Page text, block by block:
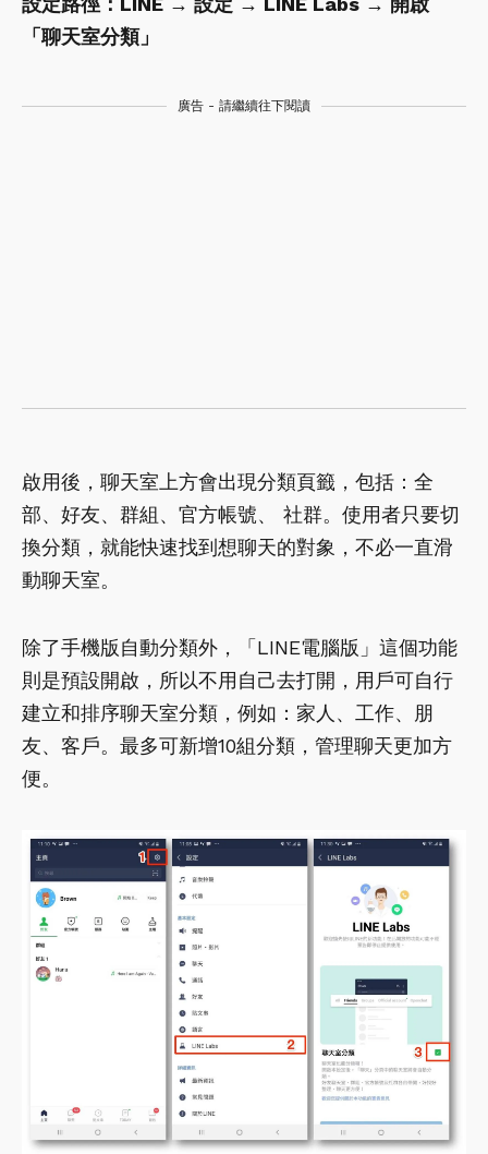
「聊天室分類」
廣告 - 請繼續往下閱讀
啟用後，聊天室上方會出現分類頁籤，包括：全
部、好友、群組、官方帳號、 社群。使用者只要切
換分類，就能快速找到想聊天的對象，不必一直滑
動聊天室。
除了手機版自動分類外，「LINE電腦版」這個功能
則是預設開啟，所以不用自己去打開，用戶可自行
建立和排序聊天室分類，例如：家人、工作、朋
友、客戶。最多可新增10組分類，管理聊天更加方
便。